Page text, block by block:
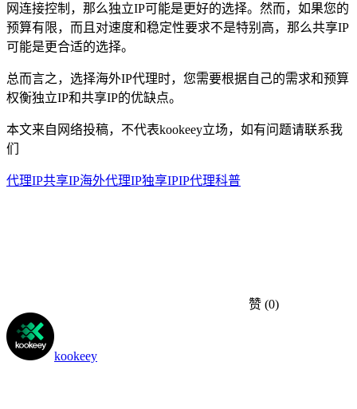
网连接控制，那么独立IP可能是更好的选择。然而，如果您的
预算有限，而且对速度和稳定性要求不是特别高，那么共享IP
可能是更合适的选择。
总而言之，选择海外IP代理时，您需要根据自己的需求和预算
权衡独立IP和共享IP的优缺点。
本文来自网络投稿，不代表kookeey立场，如有问题请联系我
们
代理IP共享IP海外代理IP独享IPIP代理科普
赞 (0)
kookeey